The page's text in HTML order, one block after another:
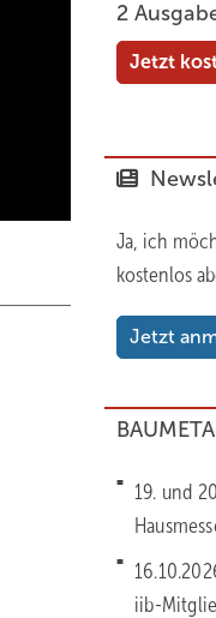
2
Jetzt
Ja, ich
kostenlos
Jetzt
19. und
iib-